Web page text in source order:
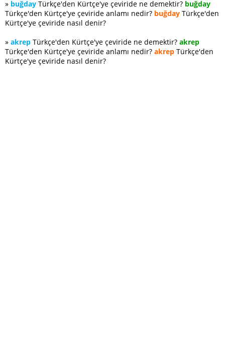
» buğday Türkçe'den Kürtçe'ye çeviride ne demektir? buğday
Türkçe'den Kürtçe'ye çeviride anlamı nedir? buğday Türkçe'den
Kürtçe'ye çeviride nasıl denir?
» akrep Türkçe'den Kürtçe'ye çeviride ne demektir? akrep
Türkçe'den Kürtçe'ye çeviride anlamı nedir? akrep Türkçe'den
Kürtçe'ye çeviride nasıl denir?